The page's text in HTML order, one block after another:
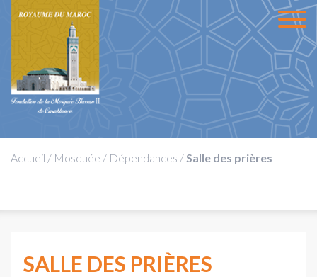
Accueil / Mosquée / Dépendances /Salle des prières
SALLE DES PRIÈRES